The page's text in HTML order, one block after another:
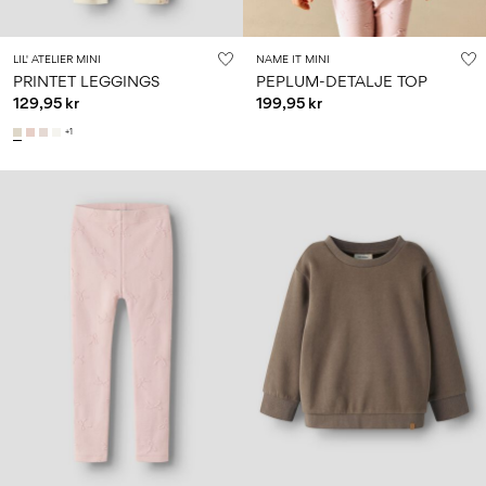
LIL' ATELIER MINI
PRINTET LEGGINGS
129,95 kr
+1
NAME IT MINI
PEPLUM-DETALJE TOP
199,95 kr